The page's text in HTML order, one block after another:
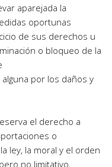
aparejada la
oportunas
de sus derechos u
o bloqueo de la
por los daños y
el derecho a
o
ley, la moral y el orden
no limitativo,